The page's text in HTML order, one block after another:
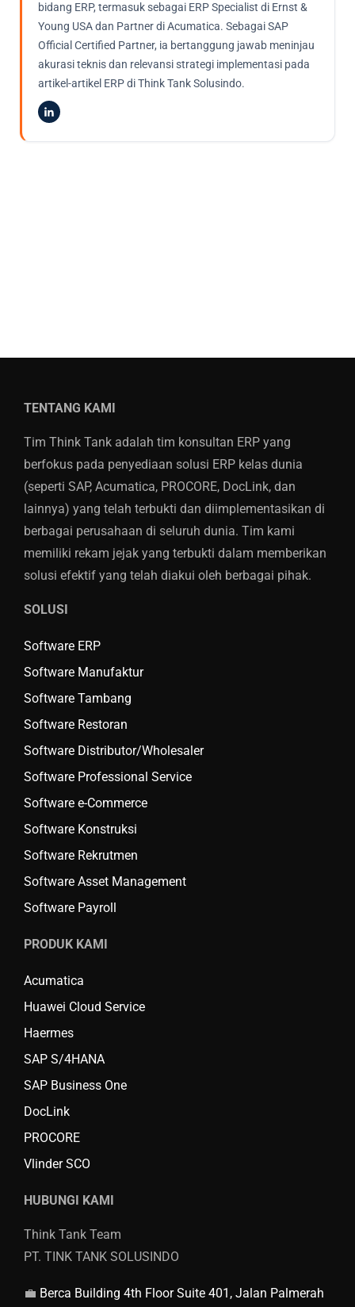
bidang ERP, termasuk sebagai ERP Specialist di Ernst &
Young USA dan Partner di Acumatica. Sebagai SAP
Official Certified Partner, ia bertanggung jawab meninjau
akurasi teknis dan relevansi strategi implementasi pada
artikel-artikel ERP di Think Tank Solusindo.
TENTANG KAMI
Tim Think Tank adalah tim konsultan ERP yang
berfokus pada penyediaan solusi ERP kelas dunia
(seperti SAP, Acumatica, PROCORE, DocLink, dan
lainnya) yang telah terbukti dan diimplementasikan di
berbagai perusahaan di seluruh dunia. Tim kami
memiliki rekam jejak yang terbukti dalam memberikan
solusi efektif yang telah diakui oleh berbagai pihak.
SOLUSI
Software ERP
Software Manufaktur
Software Tambang
Software Restoran
Software Distributor/Wholesaler
Software Professional Service
Software e-Commerce
Software Konstruksi
Software Rekrutmen
Software Asset Management
Software Payroll
PRODUK KAMI
Acumatica
Huawei Cloud Service
Haermes
SAP S/4HANA
SAP Business One
DocLink
PROCORE
Vlinder SCO
HUBUNGI KAMI
Think Tank Team
PT. TINK TANK SOLUSINDO
💼 Berca Building 4th Floor Suite 401, Jalan Palmerah